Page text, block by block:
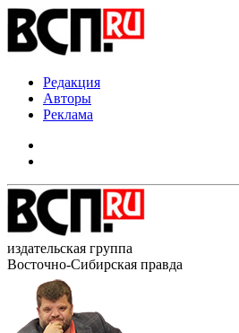
Редакция
Авторы
Реклама
издательская группа
Восточно-Сибирская правда